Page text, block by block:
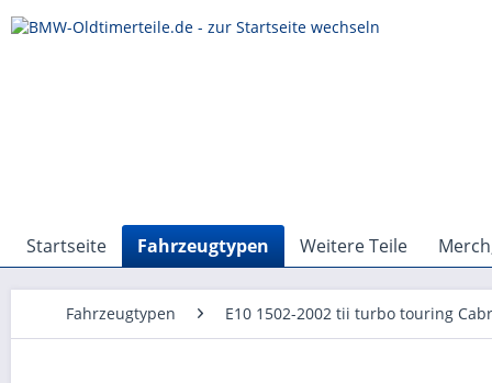
Startseite Fahrzeugtypen Weitere Teile
Fahrzeugtypen E10 1502-2002 tii turbo touring